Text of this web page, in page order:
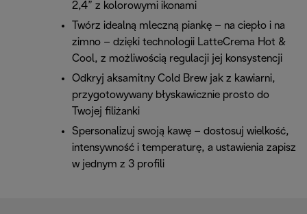
2,4” z kolorowymi ikonami
Twórz idealną mleczną piankę – na ciepło i na
zimno – dzięki technologii LatteCrema Hot &
Cool, z możliwością regulacji jej konsystencji
Odkryj aksamitny Cold Brew jak z kawiarni,
przygotowywany błyskawicznie prosto do
Twojej filiżanki
Spersonalizuj swoją kawę – dostosuj wielkość,
intensywność i temperaturę, a ustawienia zapisz
w jednym z 3 profili